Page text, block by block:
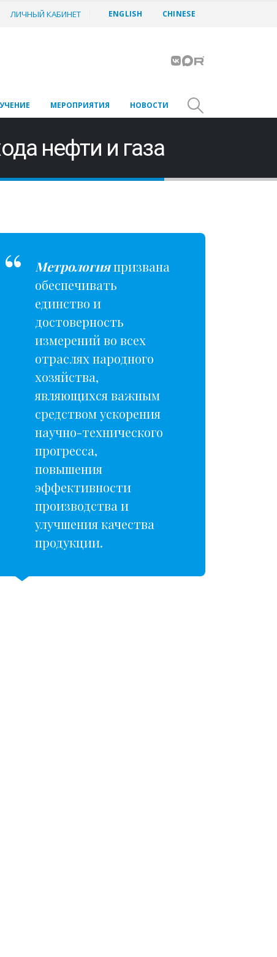
ЛИЧНЫЙ КАБИНЕТ ENGLISH CHINESE
МЕРОПРИЯТИЯ НОВОСТИ
нефти и газа
Метрологияпризвана
обеспечивать
единство и
достоверность
измерений во всех
отраслях народного
хозяйства,
являющихся важным
средством ускорения
научно-технического
прогресса,
повышения
эффективности
производства и
улучшения качества
продукции.